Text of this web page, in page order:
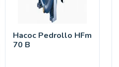
Насос Pedrollo HFm
70 B